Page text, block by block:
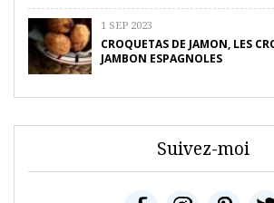
1 SEP 2023
CROQUETAS DE JAMON, LES
JAMBON ESPAGNOLES
Suivez-moi